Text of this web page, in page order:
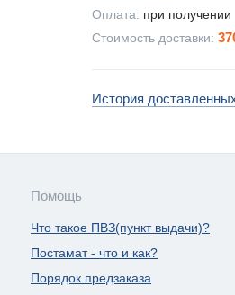
Оплата: при получении
Стоимость доставки:
История
Помощь
Что такое ПВЗ(пункт выдачи)?
Постамат - что и как?
Порядок предзаказа